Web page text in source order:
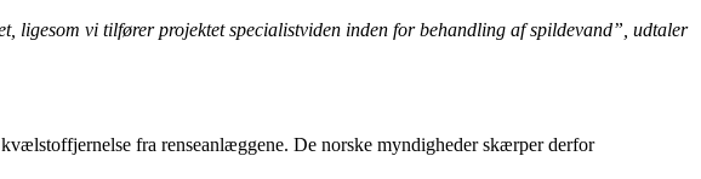
ligesom vi tilfører projektet specialistviden inden for behandling af spildevand”, udtaler
fra renseanlæggene. De norske myndigheder skærper derfor